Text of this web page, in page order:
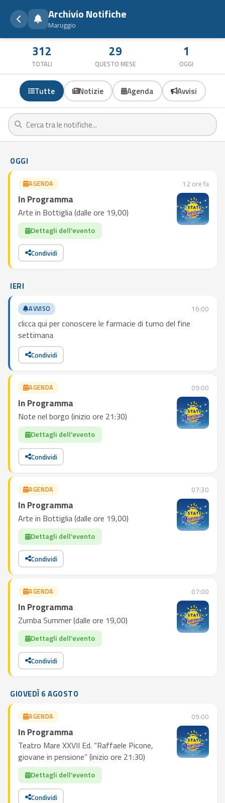
Archivio Notifiche
Maruggio
312
TOTALI
29
QUESTO MESE
1
OGGI
Tutte Notizie Agenda Avvisi
OGGI
AGENDA 12 ore fa
In Programma
Arte in Bottiglia (dalle ore 19,00)
Dettagli dell'evento
Condividi
IERI
AVVISO 16:00
clicca qui per conoscere le farmacie di turno del fine
settimana
Condividi
AGENDA 09:00
In Programma
Note nel borgo (inizio ore 21:30)
Dettagli dell'evento
Condividi
AGENDA 07:30
In Programma
Arte in Bottiglia (dalle ore 19,00)
Dettagli dell'evento
Condividi
AGENDA 07:00
In Programma
Zumba Summer (dalle ore 19,00)
Dettagli dell'evento
Condividi
GIOVEDÌ 6 AGOSTO
AGENDA 09:00
In Programma
Teatro Mare XXVII Ed. “Raffaele Picone,
giovane in pensione” (inizio ore 21:30)
Dettagli dell'evento
Condividi